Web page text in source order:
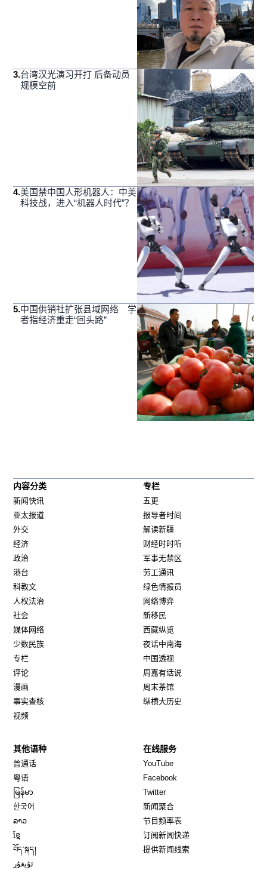
3.台湾汉光演习开打 后备动员
规模空前
4.美国禁中国人形机器人：中美
科技战，进入“机器人时代”？
5.中国供销社扩张县域网络 学
者指经济重走“回头路”
内容分类
新闻快讯
亚太报道
外交
经济
政治
港台
科教文
人权法治
社会
媒体网络
少数民族
专栏
评论
漫画
事实查核
视频
专栏
五更
报导者时间
解读新疆
财经时时听
军事无禁区
劳工通讯
绿色情报员
网络博弈
新移民
西藏纵览
夜话中南海
中国透视
周嘉有话说
周末茶馆
纵横大历史
其他语种
普通话
粤语
မြန်မာ
한국어
ລາວ
ខ្មែ
བོད་སྐད།
ئۇيغۇر
在线服务
YouTube
Facebook
TwitterOpens in new window
新闻聚合
节目频率表
订阅新闻快递
提供新闻线索